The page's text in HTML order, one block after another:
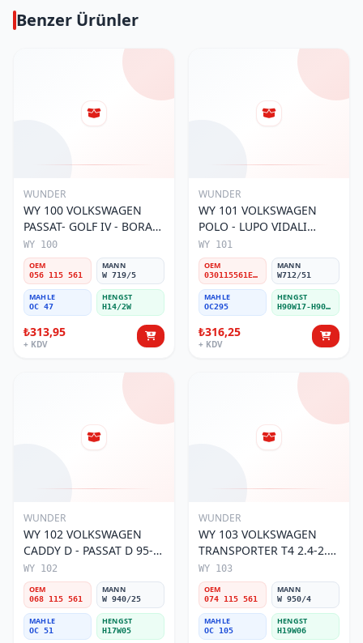
Benzer Ürünler
WUNDER
WY 100 VOLKSWAGEN
PASSAT- GOLF IV - BORA
056 115 561 Yağ Filtresi
WY 100
OEM
056 115 561
MANN
W 719/5
MAHLE
OC 47
HENGST
H14/2W
₺313,95
+ KDV
WUNDER
WY 101 VOLKSWAGEN
POLO - LUPO VIDALI
030115561E Yağ Filtresi
WY 101
OEM
030115561E / 030115561AA / 030115561AB / 030115561AD
MANN
W712/51
MAHLE
OC295
HENGST
H90W17-H90W11
₺316,25
+ KDV
WUNDER
WY 102 VOLKSWAGEN
CADDY D - PASSAT D 95-
01 068 115 561 Yağ
Filtresi
WY 102
OEM
068 115 561
MANN
W 940/25
MAHLE
OC 51
HENGST
H17W05
WUNDER
WY 103 VOLKSWAGEN
TRANSPORTER T4 2.4-2.5
MOTOR 074 115 561 Yağ
Filtresi
WY 103
OEM
074 115 561
MANN
W 950/4
MAHLE
OC 105
HENGST
H19W06